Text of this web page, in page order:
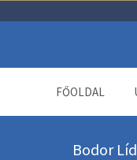
FŐOLDAL
Bodor